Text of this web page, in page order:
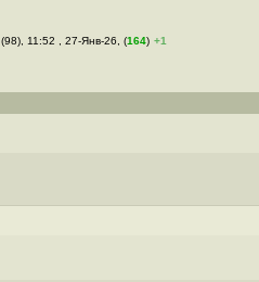
(98), 11:52 , 27-Янв-26, (164) +1